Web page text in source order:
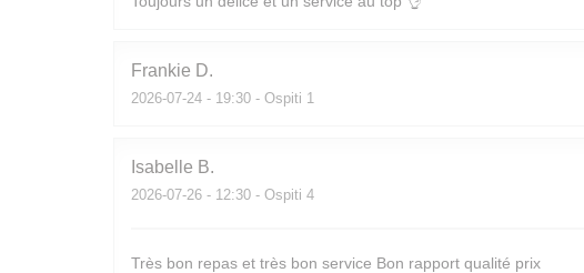
Frankie D
2026-07-24 - 19:30 - Ospiti 1
Isabelle B
2026-07-26 - 12:30 - Ospiti 4
Très bon repas et très bon service Bon rapport qualité prix